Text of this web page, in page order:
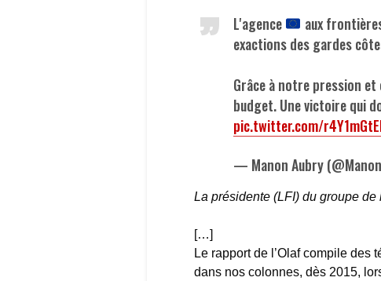
L'agence
aux
exactions des gardes
Grâce à notre pression et
budget. Une victoire qui
pic.twitter.com/
— Manon Aubry
La présidente (LFI) du groupe
[…]
Le rapport de l’Olaf compile
dans nos colonnes, dès 2015,